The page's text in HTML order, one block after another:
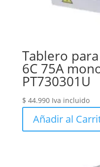
Tablero
6C 75A
PT730301U
$ 44.990 Iva incluido
Añadir al